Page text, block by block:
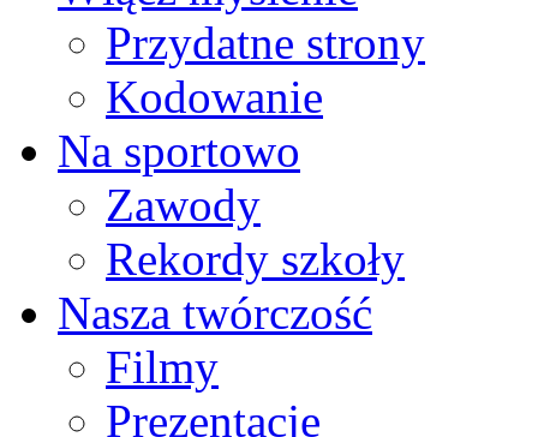
Przydatne strony
Kodowanie
Na sportowo
Zawody
Rekordy szkoły
Nasza twórczość
Filmy
Prezentacje